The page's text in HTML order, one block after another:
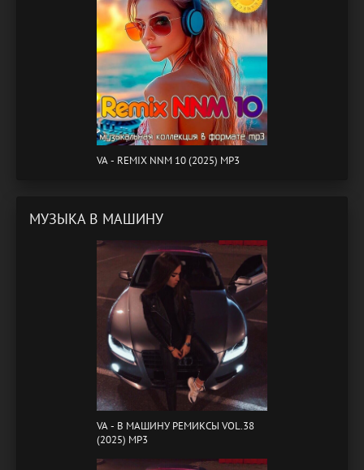
VA - REMIX NNM 10 (2025) MP3
МУЗЫКА В МАШИНУ
VA - B МАШИНУ РЕМИКСЫ VOL.38
(2025) MP3